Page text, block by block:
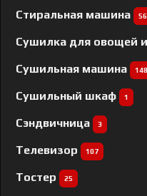
Стиральная машина
Сушилка для овощей
Сушильная машина 148
Сушильный шкаф 1
Сэндвичница 3
Телевизор 107
Тостер 25